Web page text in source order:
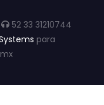
52 33 31210744
para